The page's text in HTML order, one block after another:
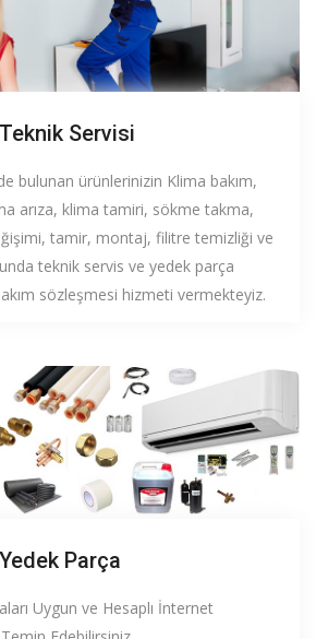
Servisi
bulunan ürünlerinizin Klima bakım,
arıza, klima tamiri, sökme takma,
tamir, montaj, filitre temizliği ve
teknik servis ve yedek parça
sözleşmesi hizmeti vermekteyiz.
Parça
Uygun ve Hesaplı İnternet